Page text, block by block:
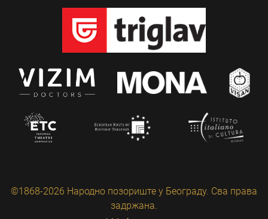
©1868-2026 Народно позориште у Београду. Сва права
задржана.